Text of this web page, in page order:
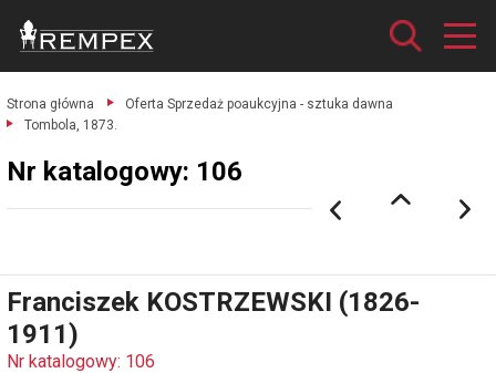
Strona główna
Oferta Sprzedaż poaukcyjna - sztuka dawna
Tombola, 1873.
Nr katalogowy: 106
Franciszek KOSTRZEWSKI (1826-
1911)
Nr katalogowy: 106